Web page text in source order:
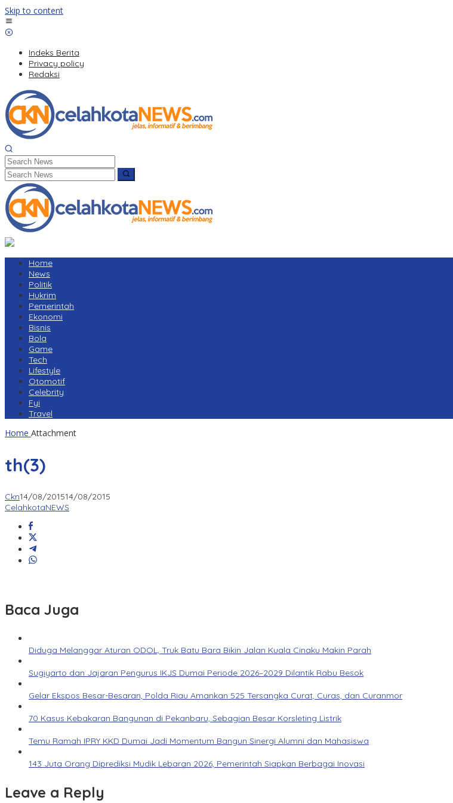
Skip to content
Indeks Berita
Privacy policy
Redaksi
Home
News
Politik
Hukrim
Pemerintah
Ekonomi
Bisnis
Bola
Game
Tech
Lifestyle
Otomotif
Celebrity
Fyi
Travel
Home Attachment
th(3)
Ckn14/08/201514/08/2015
CelahkotaNEWS
Baca Juga
Diduga Melanggar Aturan ODOL, Truk Batu Bara Bikin Jalan Kuala Cinaku Makin Parah
Sugiyarto dan Jajaran Pengurus IKJS Dumai Periode 2026–2029 Dilantik Rabu Besok
Gelar Ekspos Besar-Besaran, Polda Riau Amankan 525 Tersangka Curat, Curas, dan Curanmor
70 Kasus Kebakaran Bangunan di Pekanbaru, Sebagian Besar Korsleting Listrik
Temu Ramah IPRY KKD Dumai Jadi Momentum Bangun Sinergi Alumni dan Mahasiswa
143 Juta Orang Diprediksi Mudik Lebaran 2026, Pemerintah Siapkan Berbagai Inovasi
Leave a Reply